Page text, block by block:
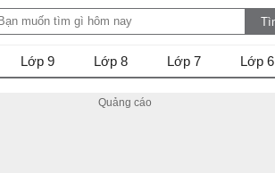
Lớp 9 Lớp 8 Lớp 7 Lớp 6